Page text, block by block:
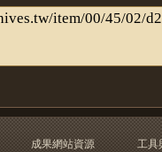
成果網站資源
工具